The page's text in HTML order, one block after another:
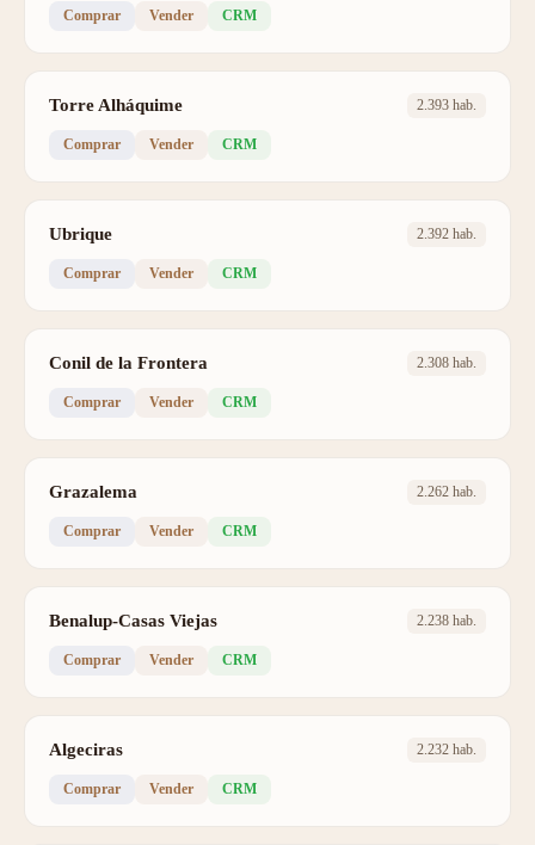
Comprar Vender CRM
Torre Alháquime 2.393 hab.
Comprar Vender CRM
Ubrique 2.392 hab.
Comprar Vender CRM
Conil de la Frontera 2.308 hab.
Comprar Vender CRM
Grazalema 2.262 hab.
Comprar Vender CRM
Benalup-Casas Viejas 2.238 hab.
Comprar Vender CRM
Algeciras 2.232 hab.
Comprar Vender CRM